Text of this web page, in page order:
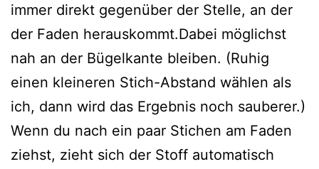
immer direkt gegenüber der Stelle, an der
der Faden herauskommt.Dabei möglichst
nah an der Bügelkante bleiben. (Ruhig
einen kleineren Stich-Abstand wählen als
ich, dann wird das Ergebnis noch sauberer.)
Wenn du nach ein paar Stichen am Faden
ziehst, zieht sich der Stoff automatisch